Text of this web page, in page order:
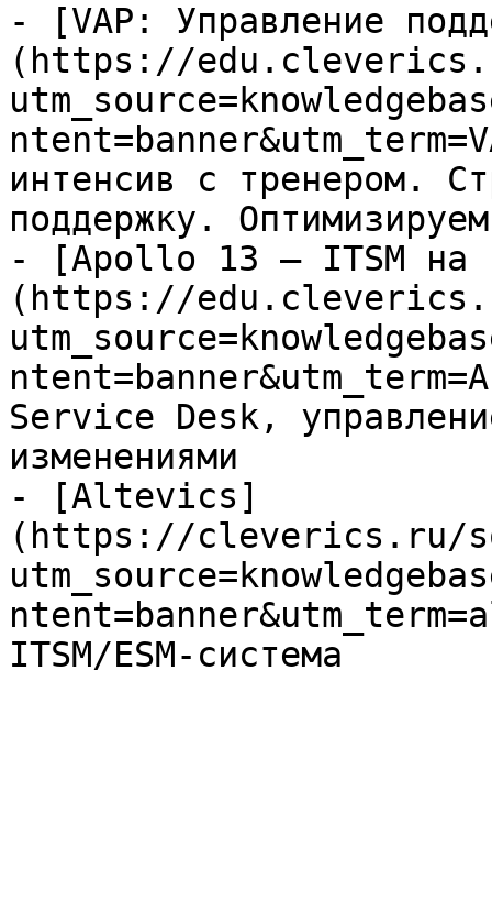
- [VAP: Управление
(https://
интенсив с тренером.
поддержку.
- [Apollo 13 — ITSM на
(https://
Service Desk,
изменениями
- [Altevics]
(https://cleverics.ru/
ITSM/ESM-система